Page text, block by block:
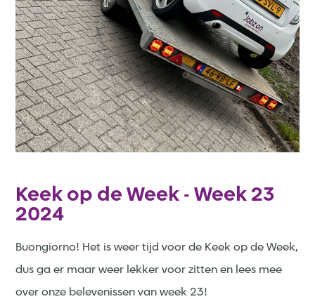
Keek op de Week - Week 23
2024
Buongiorno! Het is weer tijd voor de Keek op de Week,
dus ga er maar weer lekker voor zitten en lees mee
over onze belevenissen van week 23!